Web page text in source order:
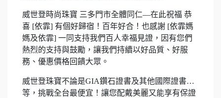
威世登時尚珠寶 三多門市全體同仁—在此祝福 恭
喜 [依霏] 有個好歸宿！百年好合！也感謝 [依霏媽
媽及依霏] 一同支持我們百人幸福見證，因有您們
熱烈的支持與鼓勵，讓我們持續以好品質、好服
務、優惠價格回饋大眾。
威世登珠寶不論是GIA鑽石證書及其他國際證書…
等，挑戰全台最便宜！讓您配戴美麗又能享有保證